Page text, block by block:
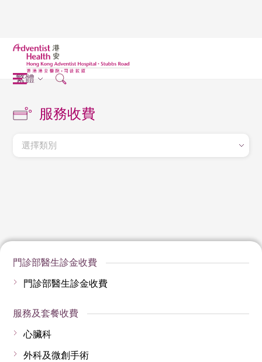
繁體
服務收費
選擇類別
門診部醫生診金收費
門診部醫生診金收費
服務及套餐收費
心臟科
外科及微創手術